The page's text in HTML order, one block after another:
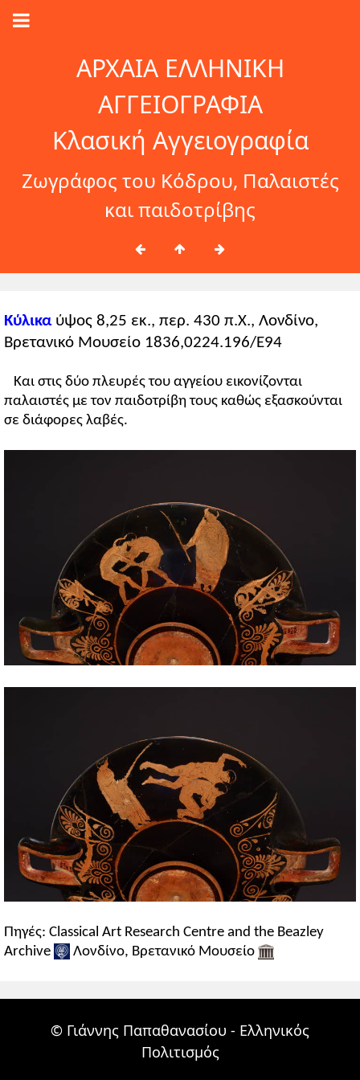
ΑΡΧΑΙΑ ΕΛΛΗΝΙΚΗ
ΑΓΓΕΙΟΓΡΑΦΙΑ
Κλασική Αγγειογραφία
Ζωγράφος του Κόδρου, Παλαιστές
και παιδοτρίβης
Κύλικαύψος 8,25 εκ., περ. 430 π.Χ., Λονδίνο,
Βρετανικό Μουσείο 1836,0224.196/E94
Και στις δύο πλευρές του αγγείου εικονίζονται
παλαιστές με τον παιδοτρίβη τους καθώς εξασκούνται
σε διάφορες λαβές.
Πηγές: Classical Art Research Centre and the Beazley
Archive
Λονδίνο, Βρετανικό Μουσείο
© Γιάννης Παπαθανασίου - Ελληνικός
Πολιτισμός